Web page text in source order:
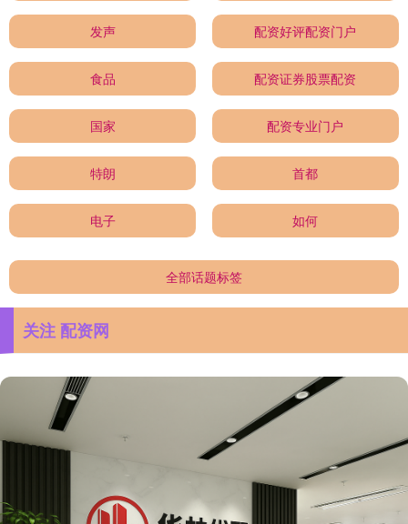
发声 配资好评配资门户
食品 配资证券股票配资
国家 配资专业门户
特朗 首都
电子 如何
全部话题标签
关注 配资网